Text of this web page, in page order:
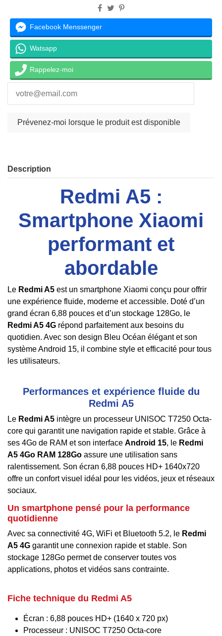
Facebook Menssenger
Watsapp
Rappelez-moi
Description
Redmi A5 :
Smartphone Xiaomi
performant et
abordable
Le Redmi A5 est un smartphone Xiaomi conçu pour offrir
une expérience fluide, moderne et accessible. Doté d’un
grand écran 6,88 pouces et d’un stockage 128Go, le
Redmi A5 4G répond parfaitement aux besoins du
quotidien. Avec son design Bleu Océan élégant et son
système Android 15, il combine style et efficacité pour tous
les utilisateurs.
Performances et expérience fluide du
Redmi A5
Le Redmi A5 intègre un processeur UNISOC T7250 Octa-
core qui garantit une navigation rapide et stable. Grâce à
ses 4Go de RAM et son interface Android 15, le Redmi
A5 4Go RAM 128Go assure une utilisation sans
ralentissement. Son écran 6,88 pouces HD+ 1640x720
offre un confort visuel idéal pour les vidéos, jeux et réseaux
sociaux.
Un smartphone pensé pour la performance
quotidienne
Avec sa connectivité 4G, WiFi et Bluetooth 5.2, le Redmi
A5 4G garantit une connexion rapide et stable. Son
stockage 128Go permet de conserver toutes vos
applications, photos et vidéos sans contrainte.
Fiche technique du Redmi A5
Écran : 6,88 pouces HD+ (1640 x 720 px)
Processeur : UNISOC T7250 Octa-core